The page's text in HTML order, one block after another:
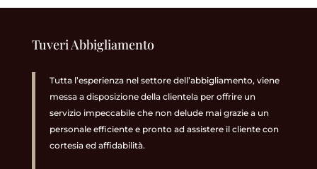
Tuveri Abbigliamento
Tutta l’esperienza nel settore dell’abbigliamento, viene
messa a disposizione della clientela per offrire un
servizio impeccabile che non delude mai grazie a un
personale efficiente e pronto ad assistere il cliente con
cortesia ed affidabilità.